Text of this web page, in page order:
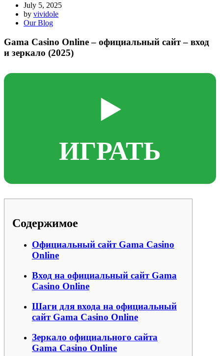
July 5, 2025
by vividole
Our Blog
Gama Casino Online – официальный сайт – вход
и зеркало (2025)
▶️
ИГРАТЬ
Содержимое
Официальный сайт Gama Casino
Online
Вход на официальный сайт Gama
Casino Online
Шаги для входа на официальный
сайт Gama Casino Online
Зеркало официального сайта
Gama Casino Online